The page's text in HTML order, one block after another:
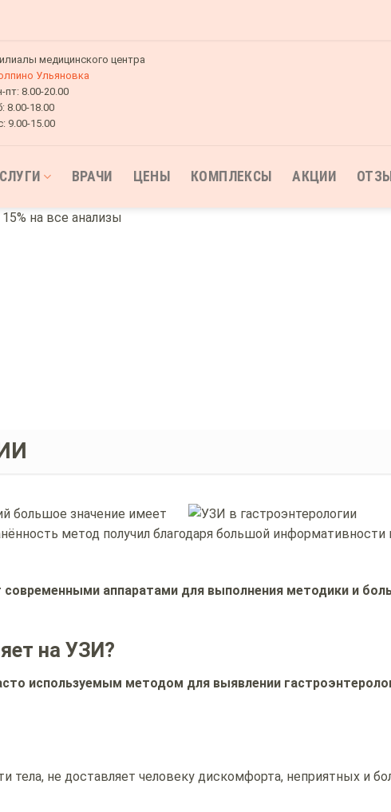
медицинского центра
Ульяновка
пт: 8.00-20.00
8.00-18.00
9.00-15.00
ВРАЧИ ЦЕНЫ КОМПЛЕКСЫ АКЦИИ
на все анализы
большое значение имеет
метод получил благодаря большой
аппаратами для выполнения методики и
на УЗИ?
используемым методом для выявлении
тела, не доставляет человеку дискомфорта, неприятных и